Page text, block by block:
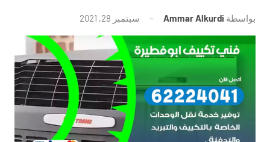
بواسطة Ammar Alkurdi سبتمبر 28, 2021
توجد
تعليقات